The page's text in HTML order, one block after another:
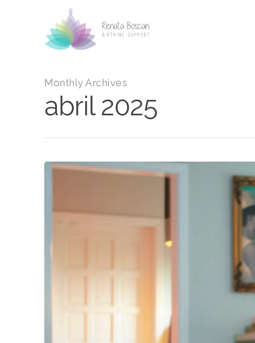
Monthly Archives
abril 2025